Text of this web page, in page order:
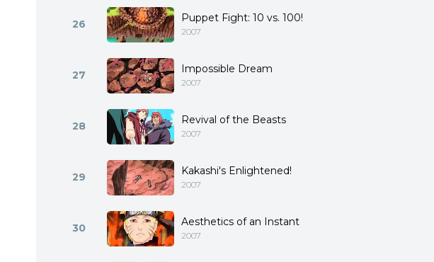
26 Puppet Fight: 10 vs. 100!
2007
27 Impossible Dream
2007
28 Revival of the Beasts
2007
29 Kakashi's Enlightened!
2007
30 Aesthetics of an Instant
2007